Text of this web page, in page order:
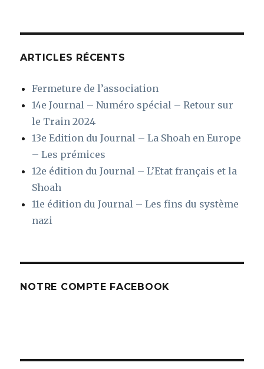
ARTICLES RÉCENTS
Fermeture de l’association
14e Journal – Numéro spécial – Retour sur
le Train 2024
13e Edition du Journal – La Shoah en Europe
– Les prémices
12e édition du Journal – L’Etat français et la
Shoah
11e édition du Journal – Les fins du système
nazi
NOTRE COMPTE FACEBOOK